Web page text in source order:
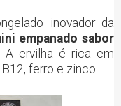
inovador da
empanado sabor
A ervilha é rica em
ferro e zinco.